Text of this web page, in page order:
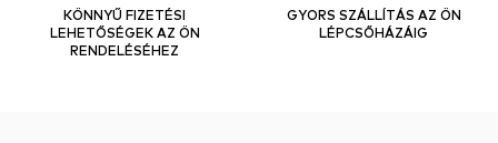
KÖNNYŰ FIZETÉSI
LEHETŐSÉGEK AZ ÖN
RENDELÉSÉHEZ
GYORS SZÁLLÍTÁS AZ ÖN
LÉPCSŐHÁZÁIG